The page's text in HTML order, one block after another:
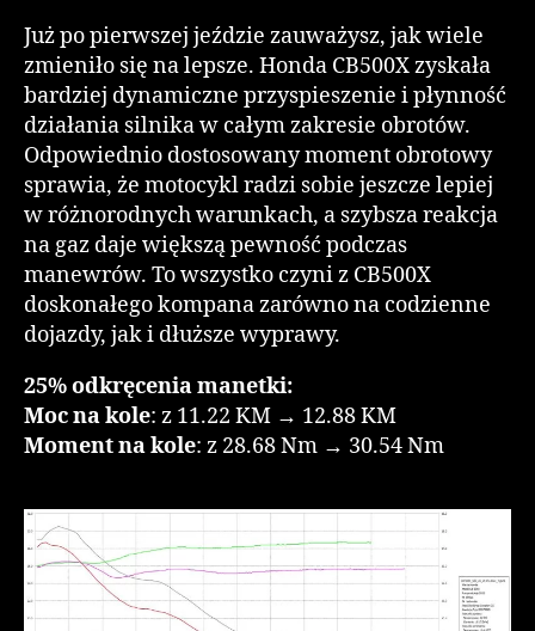
Już po pierwszej jeździe zauważysz, jak wiele
zmieniło się na lepsze. Honda CB500X zyskała
bardziej dynamiczne przyspieszenie i płynność
działania silnika w całym zakresie obrotów.
Odpowiednio dostosowany moment obrotowy
sprawia, że motocykl radzi sobie jeszcze lepiej
w różnorodnych warunkach, a szybsza reakcja
na gaz daje większą pewność podczas
manewrów. To wszystko czyni z CB500X
doskonałego kompana zarówno na codzienne
dojazdy, jak i dłuższe wyprawy.
25% odkręcenia manetki:
Moc na kole: z 11.22 KM → 12.88 KM
Moment na kole: z 28.68 Nm → 30.54 Nm